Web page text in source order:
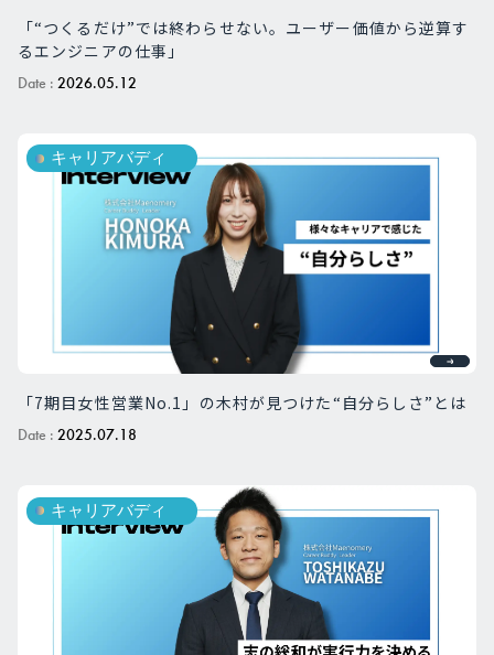
「“つくるだけ”では終わらせない。ユーザー価値から逆算す
るエンジニアの仕事」
Date : 2026.05.12
キャリアバディ
「7期目女性営業No.1」の木村が見つけた“自分らしさ”とは
Date : 2025.07.18
キャリアバディ